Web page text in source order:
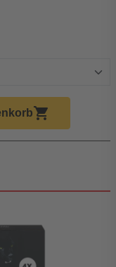
shopping_cart